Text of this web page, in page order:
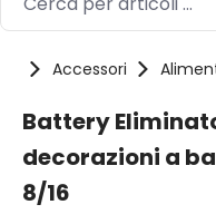
Accessori
Battery
decorazioni a
8/16